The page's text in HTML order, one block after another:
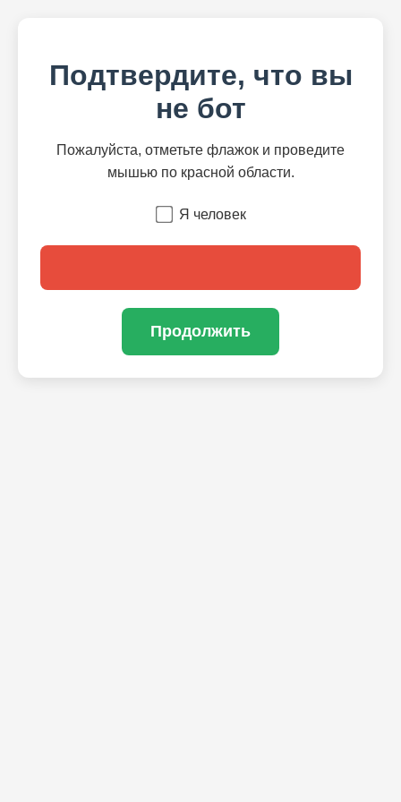
Подтвердите, что вы
не бот
Пожалуйста, отметьте флажок и проведите
мышью по красной области.
Я человек
Продолжить